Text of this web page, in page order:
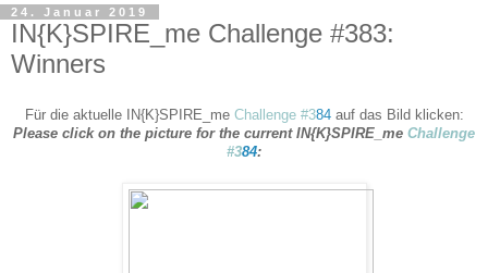
24. Januar 2019
IN{K}SPIRE_me Challenge #383:
Winners
Für die aktuelle IN{K}SPIRE_me Challenge #384auf das Bild klicken:
Please click on the picture for the current IN{K}SPIRE_me Challenge
#384: